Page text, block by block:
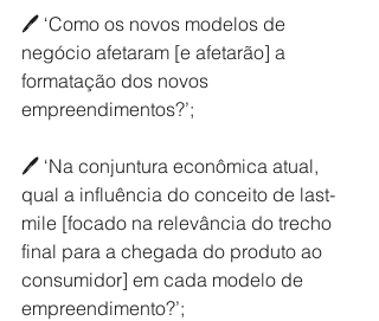
🖊 ‘Como os novos modelos de
negócio afetaram [e afetarão] a
formatação dos novos
empreendimentos?’;
🖊 ‘Na conjuntura econômica atual,
qual a influência do conceito de last-
mile [focado na relevância do trecho
final para a chegada do produto ao
consumidor] em cada modelo de
empreendimento?’;